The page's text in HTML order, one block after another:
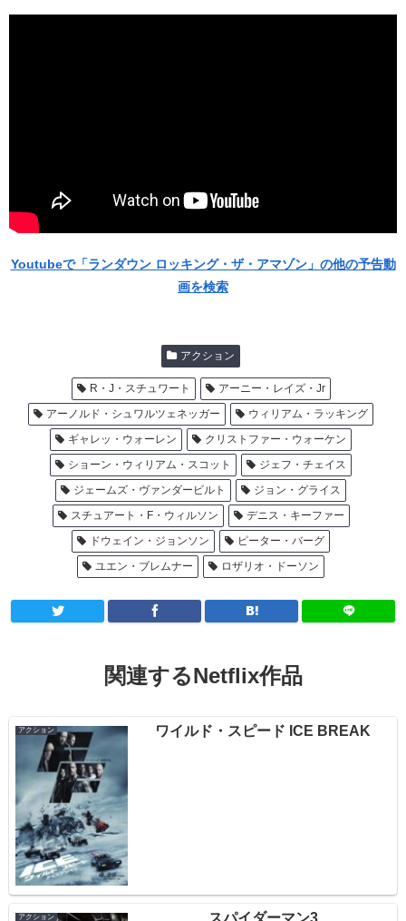
Youtubeで「ランダウン ロッキング・ザ・アマゾン」の他の予告動
画を検索
アクション
R・J・スチュワート
アーニー・レイズ・Jr
アーノルド・シュワルツェネッガー
ウィリアム・ラッキング
ギャレッ・ウォーレン
クリストファー・ウォーケン
ショーン・ウィリアム・スコット
ジェフ・チェイス
ジェームズ・ヴァンダービルト
ジョン・グライス
スチュアート・F・ウィルソン
デニス・キーファー
ドウェイン・ジョンソン
ピーター・バーグ
ユエン・ブレムナー
ロザリオ・ドーソン
関連するNetflix作品
アクション ワイルド・スピード ICE BREAK
アクション